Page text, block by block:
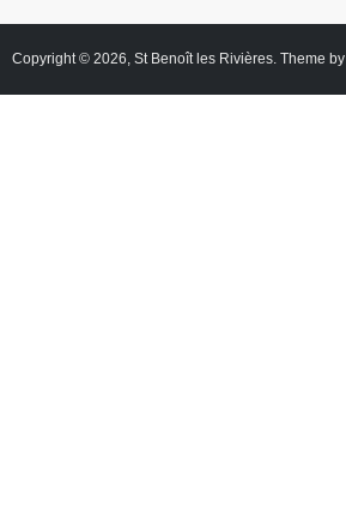
Copyright © 2026, St Benoît les Rivières. Theme by